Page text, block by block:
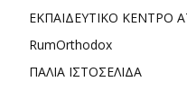
ΕΚΠΑΙΔΕΥΤΙΚΟ ΚΕΝΤΡΟ
RumOrthodox
ΠΑΛΙΑ ΙΣΤΟΣΕΛΙΔΑ